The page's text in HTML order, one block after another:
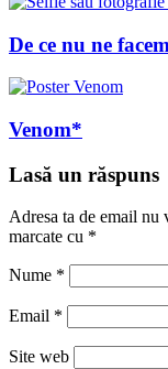
De ce nu ne
Venom*
Lasă un răspuns
Adresa ta de email nu
marcate cu *
Nume *
Email *
Site web